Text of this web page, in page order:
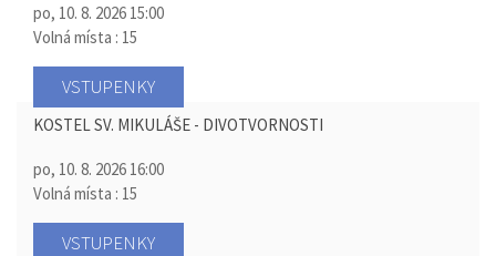
po, 10. 8. 2026 15:00
Volná místa : 15
VSTUPENKY
KOSTEL SV. MIKULÁŠE - DIVOTVORNOSTI
po, 10. 8. 2026 16:00
Volná místa : 15
VSTUPENKY